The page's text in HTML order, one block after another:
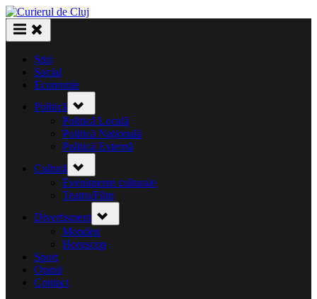
Skip
to
content
Știri
Social
Economie
Politică
sub-
menu
Politică Locală
Politică Națională
Politică Externă
Cultură
sub-
menu
Evenimente culturale
Teatru/Film
Divertisment sub-
menu
Monden
Horoscop
Sport
Opinii
Contact